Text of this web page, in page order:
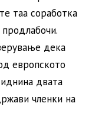
таа соработка
дека
европското
двата
членки на